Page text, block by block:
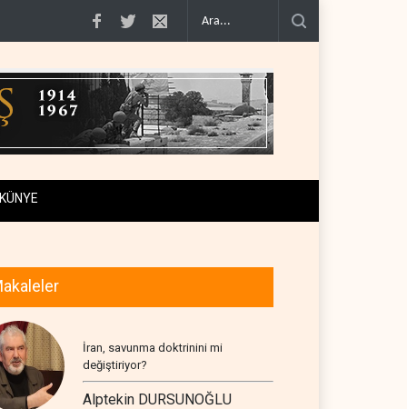
varan g�.. Demokratlar Trump için azil süreci yerine soruşturma haz�..
KÜNYE
İran, savunma doktrinini mi
değiştiriyor?
Alptekin DURSUNOĞLU